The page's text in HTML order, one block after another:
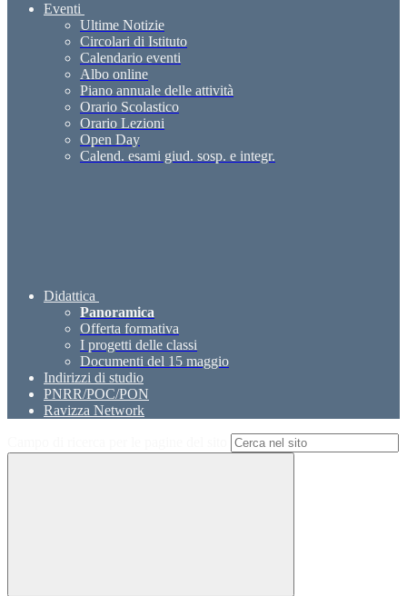
Eventi
Ultime Notizie
Circolari di Istituto
Calendario eventi
Albo online
Piano annuale delle attività
Orario Scolastico
Orario Lezioni
Open Day
Calend. esami giud. sosp. e integr.
Didattica
Panoramica
Offerta formativa
I progetti delle classi
Documenti del 15 maggio
Indirizzi di studio
PNRR/POC/PON
Ravizza Network